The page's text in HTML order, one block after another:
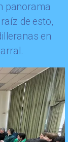
panorama
de esto,
en